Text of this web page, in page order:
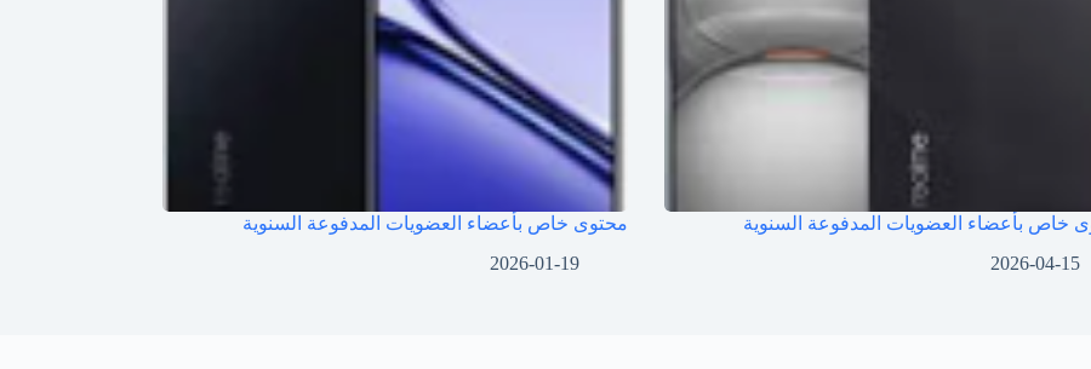
خاص بأعضاء العضويات المدفوعة السنوية
2026-04-15
محتوى خاص بأعضاء العضويات المدفوعة السنوية
2026-01-19